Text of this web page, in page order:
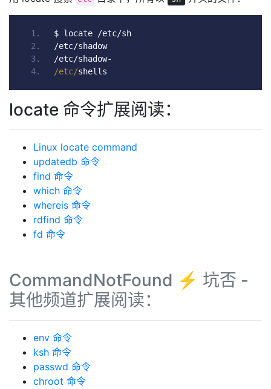
$ locate /etc/sh
/etc/shadow
/etc/shadow-
/etc/shells
locate 命令扩展阅读：
Linux locate command
updatedb 命令
find 命令
which 命令
whereis 命令
rdfind 命令
fd 命令
CommandNotFound ⚡️ 坑否 -
其他频道扩展阅读：
env 命令
ksh 命令
passwd 命令
chroot 命令